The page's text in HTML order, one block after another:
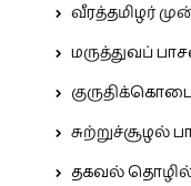
வீரத்தமிழர்
மருத்துவப்
சுற்றுச்சூழல்
தகவல்